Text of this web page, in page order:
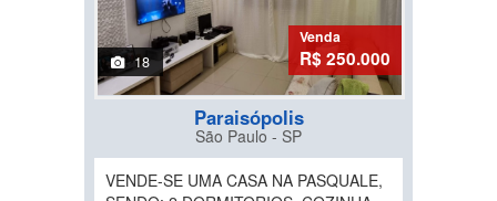
18
Venda
R$ 250.000
Paraisópolis
São Paulo - SP
VENDE-SE UMA CASA NA PASQUALE,